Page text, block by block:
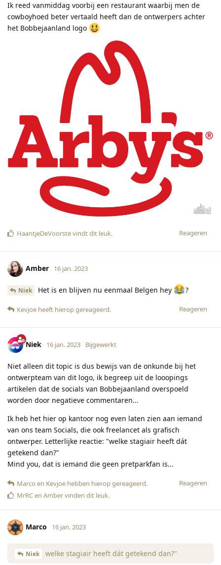
Ik reed vanmiddag voorbij een restaurant waarbij men de
cowboyhoed beter vertaald heeft dan de ontwerpers achter
het Bobbejaanland logo
Reageren
HaantjeDeVoorstevindt dit leuk.
Amber 16 jan. 2023
Niek Het is en blijven nu eenmaal Belgen hey ?
Reageren
Kevjoe heeft hierop gereageerd.
Niek 16 jan. 2023 Bijgewerkt
Niet alleen dit topic is dus bewijs van de onkunde bij het
ontwerpteam van dit logo, ik begreep uit de looopings
artikelen dat de socials van Bobbejaanland overspoeld
worden door negatieve commentaren...
Ik heb het hier op kantoor nog even laten zien aan iemand
van ons team Socials, die ook freelancet als grafisch
ontwerper. Letterlijke reactie: "welke stagiair heeft dát
getekend dan?"
Mind you, dat is iemand die geen pretparkfan is...
Reageren
Marco en Kevjoe hebben hierop gereageerd.
MrRCen Ambervinden dit leuk.
Marco 16 jan. 2023
Niek welke stagiair heeft dát getekend dan?"